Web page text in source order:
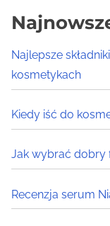
Najlepsze
kosmetykach
Kiedy iść do
Jak wybrać dobry
Recenzja serum